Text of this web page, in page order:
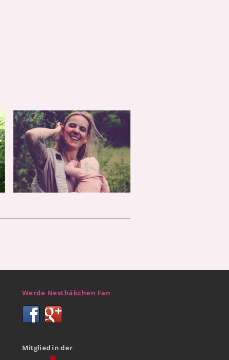
Werde Nesthäkchen Fan
Mitglied in der